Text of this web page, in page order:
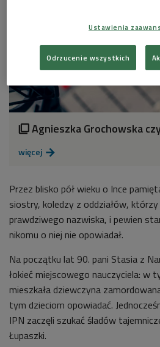
 Agnieszka Grochowska
więcej 
Przez blisko pół wieku o Ince
siostry, koledzy z oddziałów,
prawdziwego nazwiska, i pewien
nikomu o niej nie opowiadał.
Na początku lat 90. pani Stasia z
łokieć miejscowego nauczyciela: w
mieszkała dziewczyna
tym dzieciom opowiadać.
IPN zaczęli szukać śladów
Łupaszki.
Ustawienia
Odrzucenie wszystkich